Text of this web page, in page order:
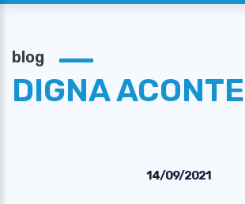
blog
DIGNA
14/09/2021